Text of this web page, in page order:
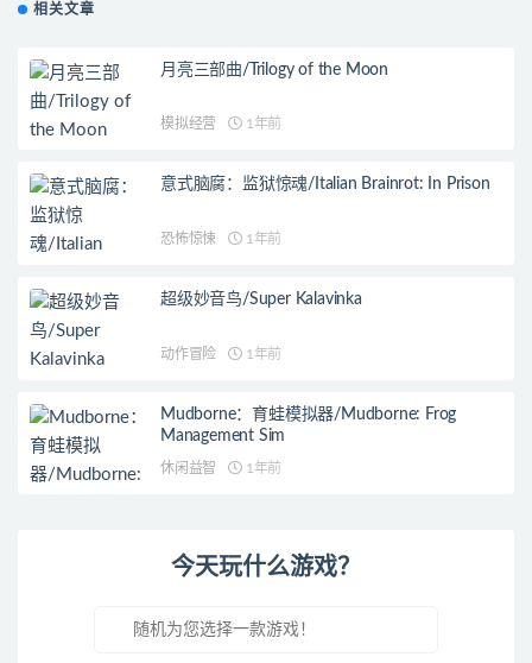
相关文章
月亮三部曲/Trilogy of the Moon
模拟经营 1年前
意式脑腐：监狱惊魂/Italian Brainrot: In Prison
恐怖惊悚 1年前
超级妙音鸟/Super Kalavinka
动作冒险 1年前
Mudborne：育蛙模拟器/Mudborne: Frog
Management Sim
休闲益智 1年前
今天玩什么游戏？